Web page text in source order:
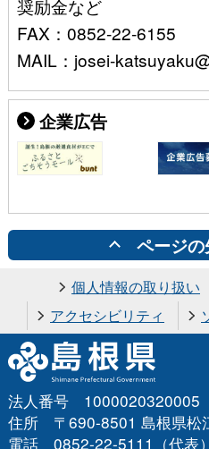
奨励金など
FAX：0852-22-6155
MAIL：josei-
企業広告
ページ
個人情報の取り扱い
アクセシビリティ
法人番号 1000020320005
住所 〒690-8501 島根県松
電話 0852-22-5111（代表）